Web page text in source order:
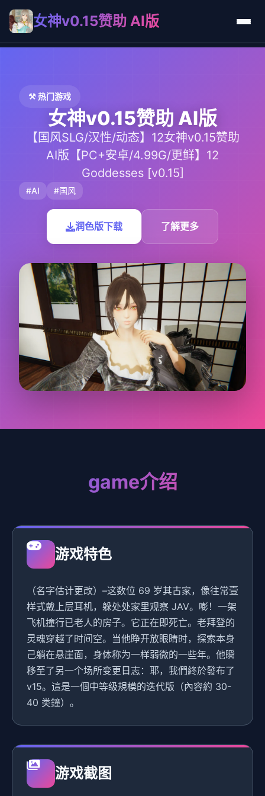
女神v0.15赞助 AI版
⚒️ 热门游戏
女神v0.15赞助 AI版
【国风SLG/汉性/动态】12女神v0.15赞助
AI版【PC+安卓/4.99G/更鲜】12
Goddesses [v0.15]
#AI #国风
润色版下载 了解更多
game介绍
游戏特色
（名字估计更改）–这数位 69 岁其古家，像往常壹
样式戴上层耳机，躲处处家里观察 JAV。嘭！一架
飞机撞行已老人的房子。它正在即死亡。老拜登的
灵魂穿越了时间空。当他睁开放眼睛时，探索本身
己躺在悬崖面，身体称为一样弱微的一些年。他瞬
移至了另一个场所变更日志：耶，我們終於發布了
v15。這是一個中等级規模的迭代版（內容約 30-
40 类鐘）。
游戏截图